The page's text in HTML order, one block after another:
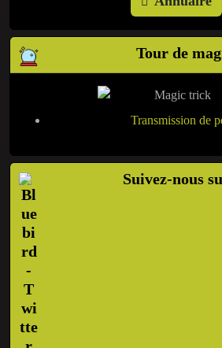
Tour de
Transmission de
Suivez-nous